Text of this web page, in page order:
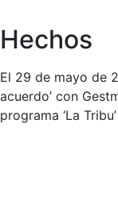
Hechos
El 29 de mayo de
acuerdo’ con
programa ‘La